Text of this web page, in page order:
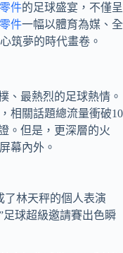
件的足球盛宴，不僅呈
件一幅以體育為媒、全
筑夢的時代畫卷。
、最熱烈的足球熱情。
相關話題總流量衝破10
。但是，更深層的火
幕內外。
了林天秤的個人表演
足球超級邀請賽出色瞬